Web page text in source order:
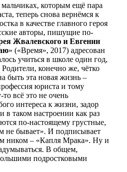
которым ещё пара
теперь снова вернёмся к
в качестве главного героя
авторы, пишущие по-
Жвалевского и Евгении
» («Время», 2017) адресован
учиться в школе один год,
конечно же, чётко
быть эта новая жизнь –
юриста и тому
всё это не очень
интереса к жизни, задор
в таком настроении как раз
по-настоящему грустные,
не бывает». И подписывает
ником – «Капля Мрака». Ну и
В общем,
подростковыми